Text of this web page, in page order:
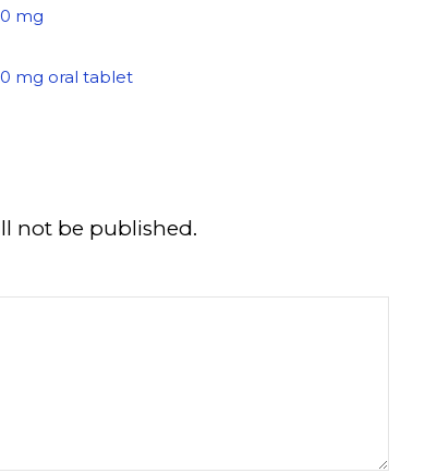
mg
mg oral tablet
not be published.